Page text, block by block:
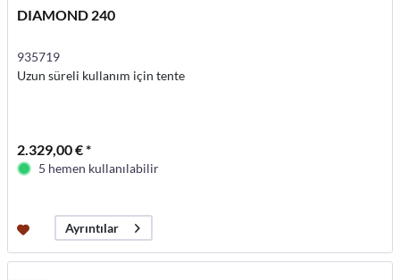
DIAMOND 240
935719
Uzun süreli kullanım için tente
2.329,00 € *
5 hemen kullanılabilir
Ayrıntılar